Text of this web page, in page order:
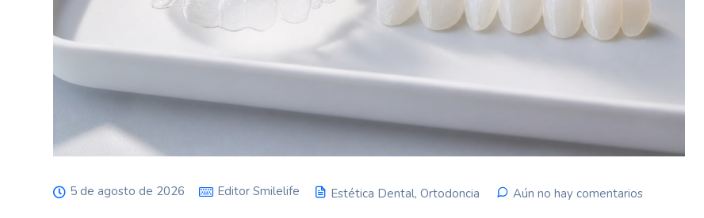
5 de agosto de 2026 Editor Smilelife Estética Dental, Ortodoncia Aún no hay comentarios